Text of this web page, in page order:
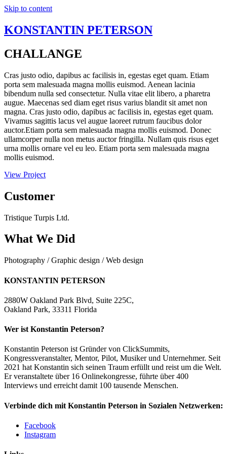
Skip to content
KONSTANTIN PETERSON
CHALLANGE
Cras justo odio, dapibus ac facilisis in, egestas eget quam. Etiam
porta sem malesuada magna mollis euismod. Aenean lacinia
bibendum nulla sed consectetur. Nulla vitae elit libero, a pharetra
augue. Maecenas sed diam eget risus varius blandit sit amet non
magna. Cras justo odio, dapibus ac facilisis in, egestas eget quam.
Vivamus sagittis lacus vel augue laoreet rutrum faucibus dolor
auctor.Etiam porta sem malesuada magna mollis euismod. Donec
ullamcorper nulla non metus auctor fringilla. Nullam quis risus eget
urna mollis ornare vel eu leo. Etiam porta sem malesuada magna
mollis euismod.
View Project
Customer
Tristique Turpis Ltd.
What We Did
Photography / Graphic design / Web design
KONSTANTIN PETERSON
2880W Oakland Park Blvd, Suite 225C,
Oakland Park, 33311 Florida
Wer ist Konstantin Peterson?
Konstantin Peterson ist Gründer von ClickSummits,
Kongressveranstalter, Mentor, Pilot, Musiker und Unternehmer. Seit
2021 hat Konstantin sich seinen Traum erfüllt und reist um die Welt.
Er veranstaltete über 16 Onlinekongresse, führte über 400
Interviews und erreicht damit 100 tausende Menschen.
Verbinde dich mit Konstantin Peterson in Sozialen Netzwerken:
Facebook
Instagram